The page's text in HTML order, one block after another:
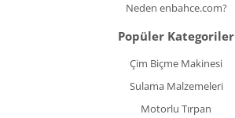
Neden enbahce.com?
Popüler Kategoriler
Çim Biçme Makinesi
Sulama Malzemeleri
Motorlu Tırpan